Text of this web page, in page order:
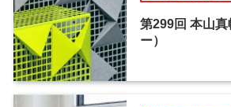
第299回 本山
ー）